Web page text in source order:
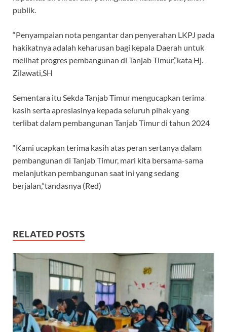
publik.
“Penyampaian nota pengantar dan penyerahan LKPJ pada
hakikatnya adalah keharusan bagi kepala Daerah untuk
melihat progres pembangunan di Tanjab Timur,”kata Hj.
Zilawati,SH
Sementara itu Sekda Tanjab Timur mengucapkan terima
kasih serta apresiasinya kepada seluruh pihak yang
terlibat dalam pembangunan Tanjab Timur di tahun 2024
“Kami ucapkan terima kasih atas peran sertanya dalam
pembangunan di Tanjab Timur, mari kita bersama-sama
melanjutkan pembangunan saat ini yang sedang
berjalan,”tandasnya (Red)
RELATED POSTS